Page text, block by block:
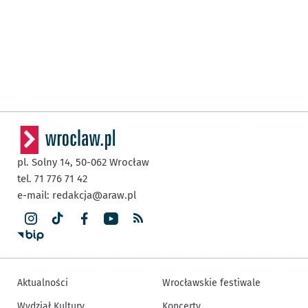
pl. Solny 14, 50-062 Wrocław
tel. 71 776 71 42
e-mail: redakcja@araw.pl
Aktualności
Wrocławskie festiwale